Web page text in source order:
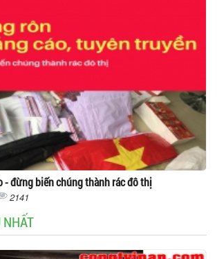
- đừng biến chúng thành rác đô thị
2141